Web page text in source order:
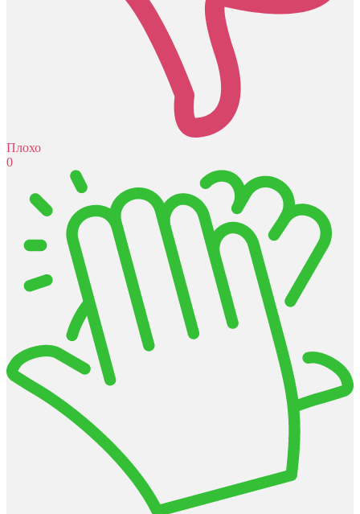
Плохо
0